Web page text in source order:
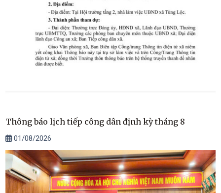
Thông báo lịch tiếp công dân định kỳ tháng 8
01/08/2026